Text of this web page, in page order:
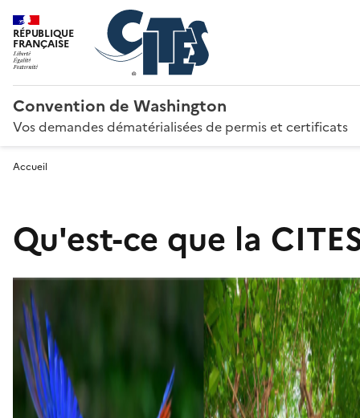
RÉPUBLIQUE
FRANÇAISE
Convention de Washington
Vos demandes dématérialisées de permis et certificats
Accueil
Qu'est-ce que la